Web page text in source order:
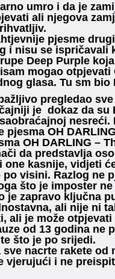
umro i da je
ali njegova
pjesme
i nisu se ispričavali
Deep Purple
mogao
glasa. Tu sm bio
pregledao
je dokaz da su
nesreći.
OH
OH DARLING –
da predstavlja
kasnije, vidjeti
visini. Razlog ne
što je imposter
je zapravo ključna
ali nije ni
ali je može
od 13 godina ne
što je po srijedi.
nacrte rakete od
vjerujući i ne